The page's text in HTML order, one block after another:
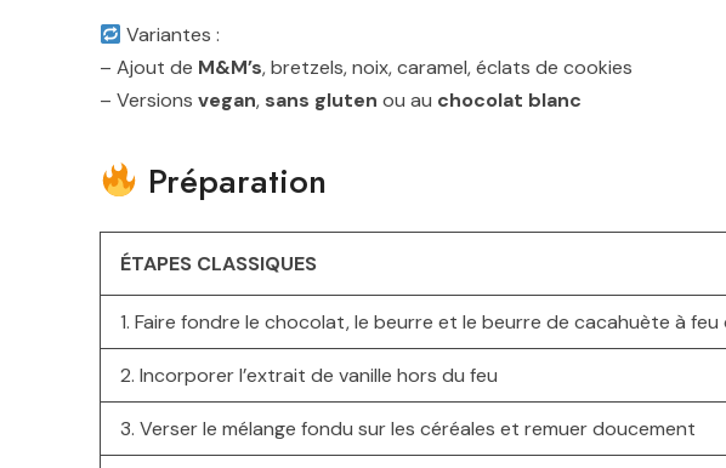
Variantes :
– Ajout de M&M’s, bretzels, noix, caramel, éclats de cookies
– Versions vegan, sans gluten ou au chocolat blanc
Préparation
ÉTAPES CLASSIQUES
1. Faire fondre le chocolat, le beurre et le beurre de cacahuète à feu
2. Incorporer l’extrait de vanille hors du feu
3. Verser le mélange fondu sur les céréales et remuer doucement